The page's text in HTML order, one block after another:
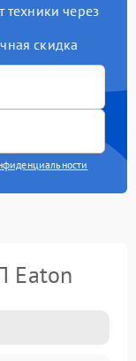
через
скидка
Eaton